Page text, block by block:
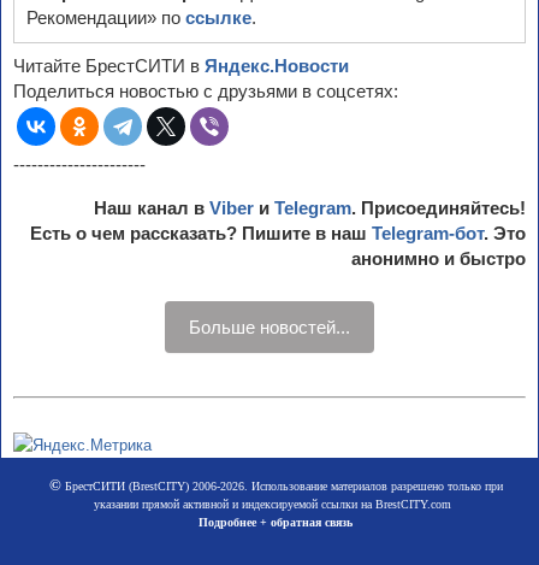
Рекомендации» по ссылке.
Читайте БрестСИТИ в Яндекс.Новости
Поделиться новостью с друзьями в соцсетях:
----------------------
Наш канал в Viber и Telegram. Присоединяйтесь!
Есть о чем рассказать? Пишите в наш Telegram-бот. Это
анонимно и быстро
Больше новостей...
©БрестСИТИ (BrestCITY) 2006-2026. Использование материалов разрешено только при
указании прямой активной и индексируемой ссылки на BrestCITY.com
Подробнее + обратная связь